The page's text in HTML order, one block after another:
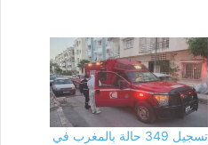
تسجيل 349 حالة بالمغرب في